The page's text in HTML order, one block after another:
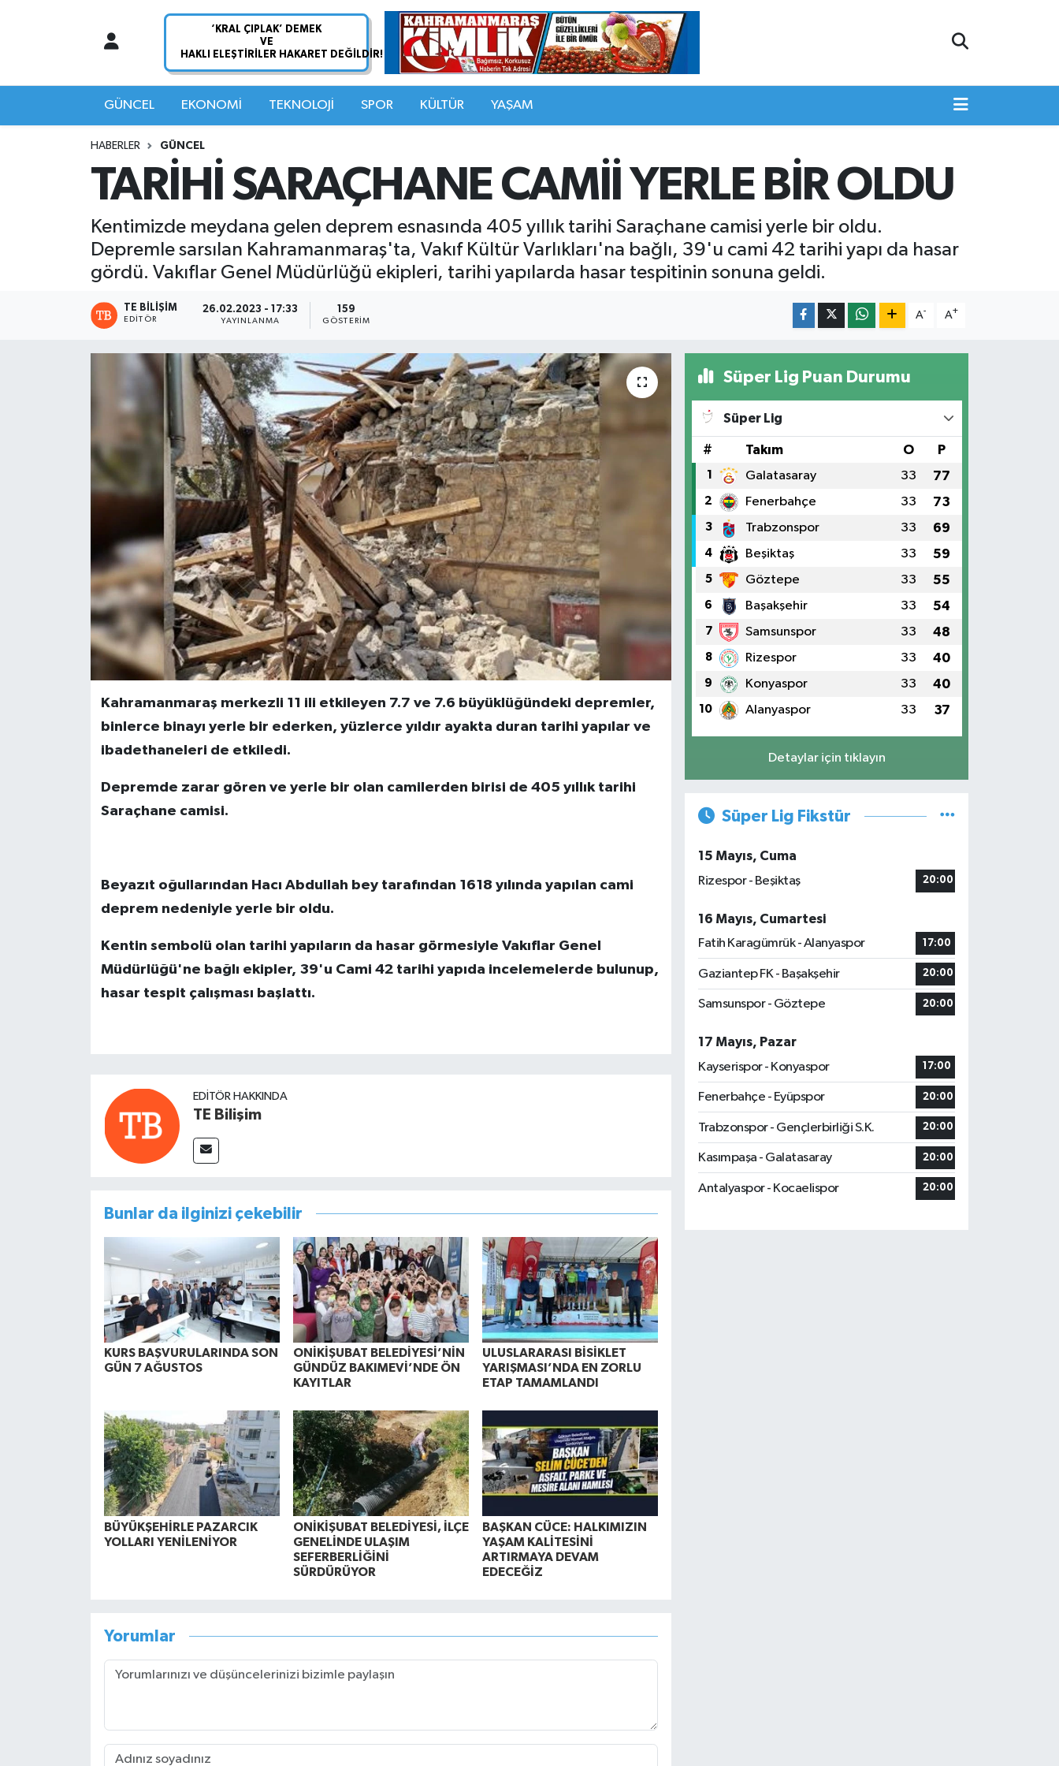
GÜNCEL EKONOMİ TEKNOLOJİ SPOR KÜLTÜR YAŞAM
HABERLER GÜNCEL
TARİHİ SARAÇHANE CAMİİ YERLE BİR OLDU
Kentimizde meydana gelen deprem esnasında 405 yıllık tarihi Saraçhane camisi yerle bir oldu.
Depremle sarsılan Kahramanmaraş'ta, Vakıf Kültür Varlıkları'na bağlı, 39'u cami 42 tarihi yapı da hasar
gördü. Vakıflar Genel Müdürlüğü ekipleri, tarihi yapılarda hasar tespitinin sonuna geldi.
TE BILIŞIM
EDITÖR
26.02.2023 - 17:33
YAYINLANMA
159
GÖSTERIM
A- A+
Kahramanmaraş merkezli 11 ili etkileyen 7.7 ve 7.6 büyüklüğündeki depremler,
binlerce binayı yerle bir ederken, yüzlerce yıldır ayakta duran tarihi yapılar ve
ibadethaneleri de etkiledi.
Depremde zarar gören ve yerle bir olan camilerden birisi de 405 yıllık tarihi
Saraçhane camisi.
Beyazıt oğullarından Hacı Abdullah bey tarafından 1618 yılında yapılan cami
deprem nedeniyle yerle bir oldu.
Kentin sembolü olan tarihi yapıların da hasar görmesiyle Vakıflar Genel
Müdürlüğü'ne bağlı ekipler, 39'u Cami 42 tarihi yapıda incelemelerde bulunup,
hasar tespit çalışması başlattı.
EDITÖR HAKKINDA
TE Bilişim
Bunlar da ilginizi çekebilir
KURS BAŞVURULARINDA SON
GÜN 7 AĞUSTOS
ONİKİŞUBAT BELEDİYESİ’NİN
GÜNDÜZ BAKIMEVİ’NDE ÖN
KAYITLAR
ULUSLARARASI BİSİKLET
YARIŞMASI’NDA EN ZORLU
ETAP TAMAMLANDI
BÜYÜKŞEHİRLE PAZARCIK
YOLLARI YENİLENİYOR
ONİKİŞUBAT BELEDİYESİ, İLÇE
GENELİNDE ULAŞIM
SEFERBERLİĞİNİ
SÜRDÜRÜYOR
BAŞKAN CÜCE: HALKIMIZIN
YAŞAM KALİTESİNİ
ARTIRMAYA DEVAM
EDECEĞİZ
Yorumlar
Süper Lig Puan Durumu
Süper Lig
# Takım O P
1 Galatasaray 33 77
2 Fenerbahçe 33 73
3 Trabzonspor 33 69
4 Beşiktaş 33 59
5 Göztepe 33 55
6 Başakşehir 33 54
7 Samsunspor 33 48
8 Rizespor 33 40
9 Konyaspor 33 40
10 Alanyaspor 33 37
Detaylar için tıklayın
Süper Lig Fikstür
15 Mayıs, Cuma
Rizespor - Beşiktaş
20:00
16 Mayıs, Cumartesi
Fatih Karagümrük - Alanyaspor
17:00
Gaziantep FK - Başakşehir 20:00
Samsunspor - Göztepe 20:00
17 Mayıs, Pazar
Kayserispor - Konyaspor
17:00
Fenerbahçe - Eyüpspor 20:00
Trabzonspor - Gençlerbirliği S.K. 20:00
Kasımpaşa - Galatasaray 20:00
Antalyaspor - Kocaelispor 20:00
Hava Durumu
Namaz Vakitleri
Trafik Durumu
Süper Lig Puan Durumu ve Fikstür
Tüm Manşetler
Son Dakika Haberleri